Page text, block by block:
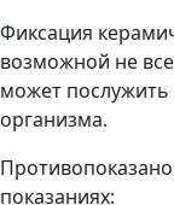
Фиксация
возможной не
может послужить
организма.
показаниях: